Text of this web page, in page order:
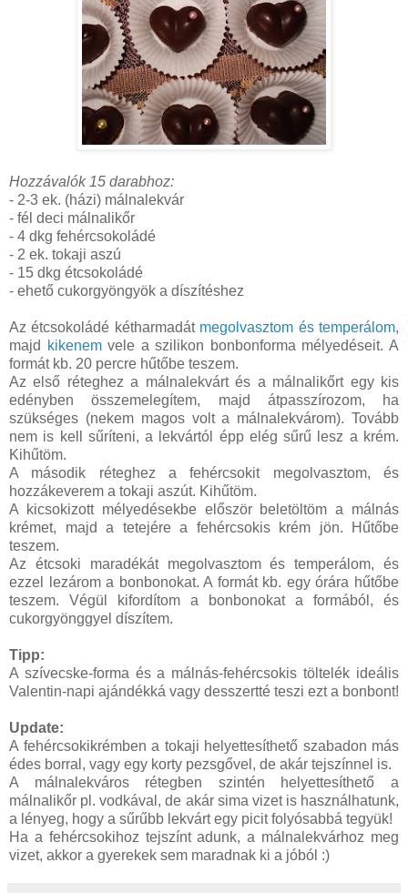
Hozzávalók 15 darabhoz:
- 2-3 ek. (házi) málnalekvár
- fél deci málnalikőr
- 4 dkg fehércsokoládé
- 2 ek. tokaji aszú
- 15 dkg étcsokoládé
- ehető cukorgyöngyök a díszítéshez
Az étcsokoládé kétharmadát megolvasztom és temperálom,
majd
kikenemvele a szilikon bonbonforma mélyedéseit. A
formát kb. 20 percre hűtőbe teszem.
Az első réteghez a málnalekvárt és a málnalikőrt egy kis
edényben összemelegítem, majd átpasszírozom, ha
szükséges (nekem magos volt a málnalekvárom). Tovább
nem is kell sűríteni, a lekvártól épp elég sűrű lesz a krém.
Kihűtöm.
A második réteghez a fehércsokit megolvasztom, és
hozzákeverem a tokaji aszút. Kihűtöm.
A kicsokizott mélyedésekbe először beletöltöm a málnás
krémet, majd a tetejére a fehércsokis krém jön. Hűtőbe
teszem.
Az étcsoki maradékát megolvasztom és temperálom, és
ezzel lezárom a bonbonokat. A formát kb. egy órára hűtőbe
teszem. Végül kifordítom a bonbonokat a formából, és
cukorgyönggyel díszítem.
Tipp:
A szívecske-forma és a málnás-fehércsokis töltelék ideális
Valentin-napi ajándékká vagy desszertté teszi ezt a bonbont!
Update:
A fehércsokikrémben a tokaji helyettesíthető szabadon más
édes borral, vagy egy korty pezsgővel, de akár tejszínnel is.
A málnalekváros rétegben szintén helyettesíthető a
málnalikőr pl. vodkával, de akár sima vizet is használhatunk,
a lényeg, hogy a sűrűbb lekvárt egy picit folyósabbá tegyük!
Ha a fehércsokihoz tejszínt adunk, a málnalekvárhoz meg
vizet, akkor a gyerekek sem maradnak ki a jóból :)